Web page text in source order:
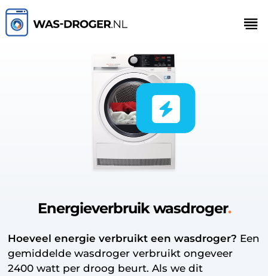
Energieverbruik wasdroger
Hoeveel energie verbruikt een wasdroger? Een
gemiddelde wasdroger verbruikt ongeveer
2400 watt per droog beurt. Als we dit